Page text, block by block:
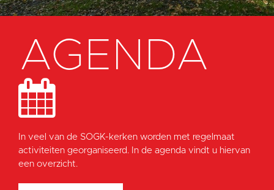
AGENDA
In veel van de SOGK-kerken worden met regelmaat
activiteiten georganiseerd. In de agenda vindt u hiervan
een overzicht.